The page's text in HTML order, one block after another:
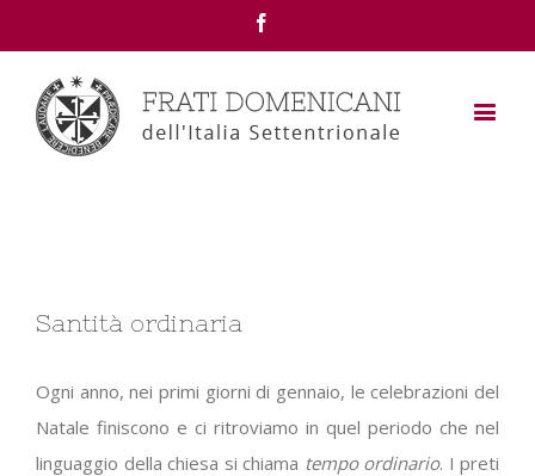
Larger
Santità ordinaria
Ogni anno, nei primi giorni di gennaio, le celebrazioni del
Natale finiscono e ci ritroviamo in quel periodo che nel
linguaggio della chiesa si chiama tempo ordinario. I preti